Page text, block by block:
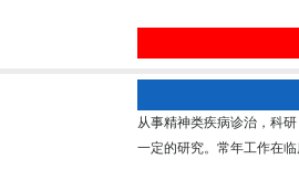
从事精神类疾病诊治，科
一定的研究。常年工作在